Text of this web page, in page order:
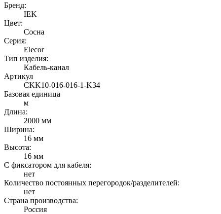
Бренд:
IEK
Цвет:
Сосна
Серия:
Elecor
Тип изделия:
Кабель-канал
Артикул
CKK10-016-016-1-K34
Базовая единица
м
Длина:
2000 мм
Ширина:
16 мм
Высота:
16 мм
С фиксатором для кабеля:
нет
Количество постоянных перегородок/разделителей:
нет
Страна производства:
Россия